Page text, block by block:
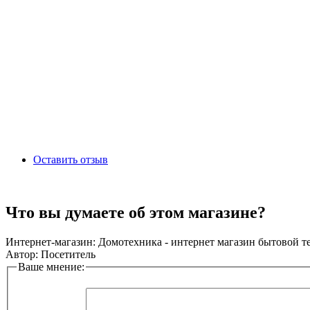
Оставить отзыв
Что вы думаете об этом магазине?
Интернет-магазин: Домотехника - интернет магазин бытовой
Автор: Посетитель
Ваше мнение: